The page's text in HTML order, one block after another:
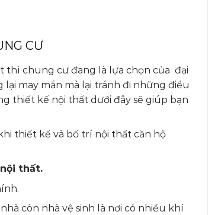
CƯ
thì chung cư đang là lựa chọn của đại
lại may mắn mà lại tránh đi những điều
thiết kế nội thất dưới đây sẽ giúp bạn
thiết kế và bố trí nội thất căn hộ
thất.
còn nhà vệ sinh là nơi có nhiều khí